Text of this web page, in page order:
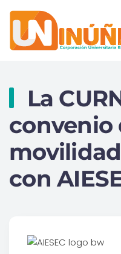
Skip to main content
La
convenio
con